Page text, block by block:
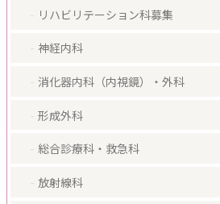
リハビリテーション科募集
神経内科
消化器内科（内視鏡）・外科
形成外科
総合診療科・救急科
放射線科